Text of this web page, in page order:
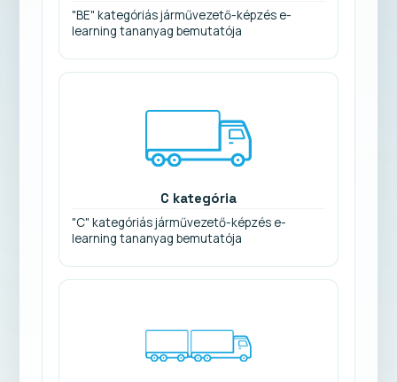
"BE" kategóriás járművezető-képzés e-
learning tananyag bemutatója
C kategória
"C" kategóriás járművezető-képzés e-
learning tananyag bemutatója